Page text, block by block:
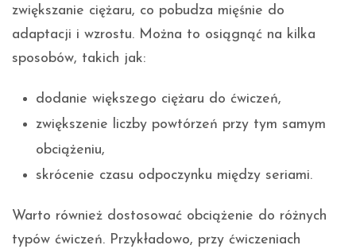
zwiększanie ciężaru, co pobudza mięśnie do
adaptacji i wzrostu. Można to osiągnąć na kilka
sposobów, takich jak:
dodanie większego ciężaru do ćwiczeń,
zwiększenie liczby powtórzeń przy tym samym
obciążeniu,
skrócenie czasu odpoczynku między seriami.
Warto również dostosować obciążenie do różnych
typów ćwiczeń. Przykładowo, przy ćwiczeniach